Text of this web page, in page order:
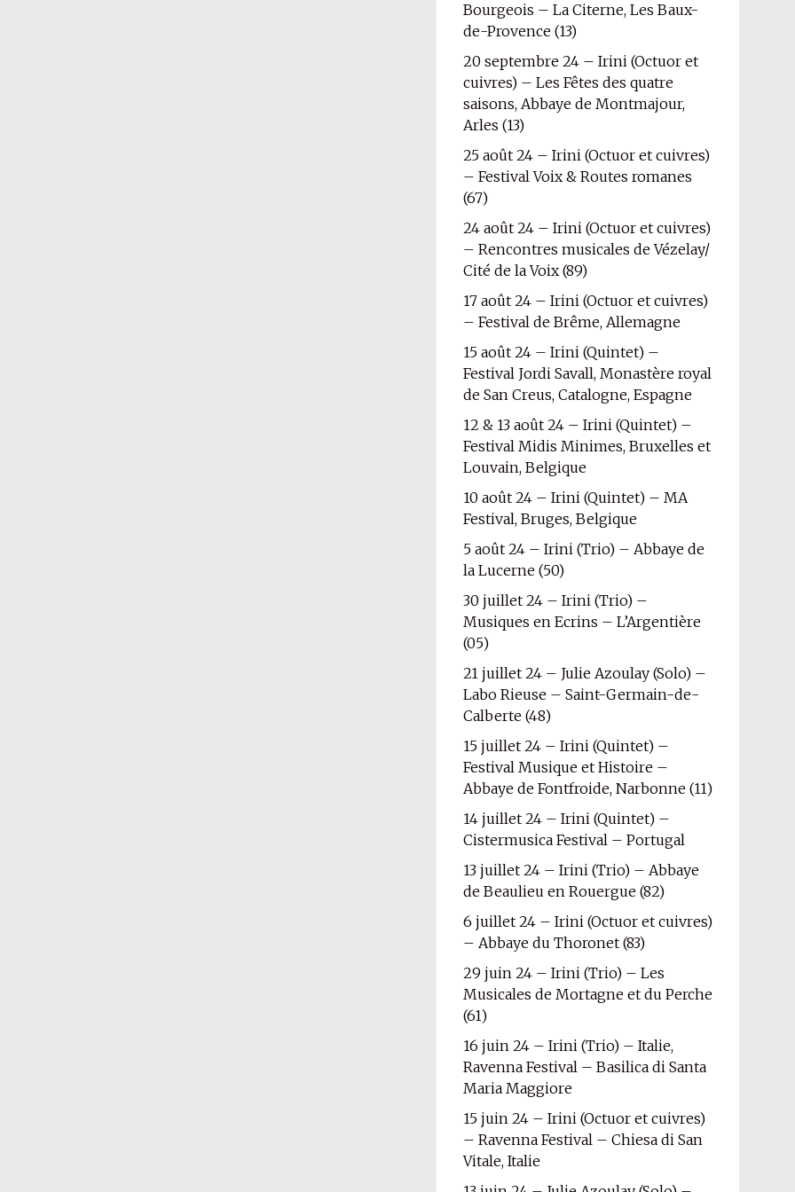
Bourgeois – La Citerne, Les Baux-
de-Provence (13)
20 septembre 24 – Irini (Octuor et
cuivres) – Les Fêtes des quatre
saisons, Abbaye de Montmajour,
Arles (13)
25 août 24 – Irini (Octuor et cuivres)
– Festival Voix & Routes romanes
(67)
24 août 24 – Irini (Octuor et cuivres)
– Rencontres musicales de Vézelay/
Cité de la Voix (89)
17 août 24 – Irini (Octuor et cuivres)
– Festival de Brême, Allemagne
15 août 24 – Irini (Quintet) –
Festival Jordi Savall, Monastère royal
de San Creus, Catalogne, Espagne
12 & 13 août 24 – Irini (Quintet) –
Festival Midis Minimes, Bruxelles et
Louvain, Belgique
10 août 24 – Irini (Quintet) – MA
Festival, Bruges, Belgique
5 août 24 – Irini (Trio) – Abbaye de
la Lucerne (50)
30 juillet 24 – Irini (Trio) –
Musiques en Ecrins – L’Argentière
(05)
21 juillet 24 – Julie Azoulay (Solo) –
Labo Rieuse – Saint-Germain-de-
Calberte (48)
15 juillet 24 – Irini (Quintet) –
Festival Musique et Histoire –
Abbaye de Fontfroide, Narbonne (11)
14 juillet 24 – Irini (Quintet) –
Cistermusica Festival – Portugal
13 juillet 24 – Irini (Trio) – Abbaye
de Beaulieu en Rouergue (82)
6 juillet 24 – Irini (Octuor et cuivres)
– Abbaye du Thoronet (83)
29 juin 24 – Irini (Trio) – Les
Musicales de Mortagne et du Perche
(61)
16 juin 24 – Irini (Trio) – Italie,
Ravenna Festival – Basilica di Santa
Maria Maggiore
15 juin 24 – Irini (Octuor et cuivres)
– Ravenna Festival – Chiesa di San
Vitale, Italie